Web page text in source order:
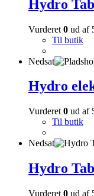
Hydro
Vurderet 0 ud af
Til butik
Nedsat
Hydro
Vurderet 0 ud af
Til butik
Nedsat
Hydro
Vurderet 0 ud af